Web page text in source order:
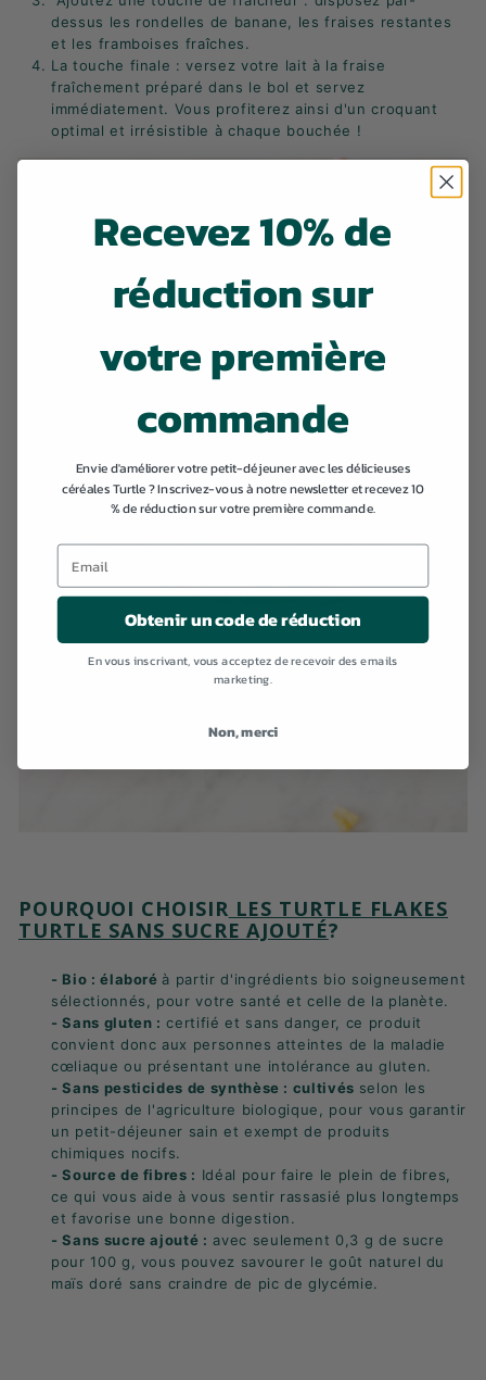
dessus les rondelles de banane, les fraises restantes
et les framboises fraîches.
La touche finale : versez votre lait à la fraise
fraîchement préparé dans le bol et servez
immédiatement. Vous profiterez ainsi d'un croquant
optimal et irrésistible à chaque bouchée !
POURQUOI CHOISIR LES TURTLE FLAKES
TURTLE SANS SUCRE AJOUTÉ?
- Bio : élaboréà partir d'ingrédients bio soigneusement
sélectionnés, pour votre santé et celle de la planète.
- Sans gluten : certifié et sans danger, ce produit
convient donc aux personnes atteintes de la maladie
cœliaque ou présentant une intolérance au gluten.
- Sans pesticides de synthèse : cultivés selon les
principes de l'agriculture biologique, pour vous garantir
un petit-déjeuner sain et exempt de produits
chimiques nocifs.
- Source de fibres : Idéal pour faire le plein de fibres,
ce qui vous aide à vous sentir rassasié plus longtemps
et favorise une bonne digestion.
- Sans sucre ajouté : avec seulement 0,3 g de sucre
pour 100 g, vous pouvez savourer le goût naturel du
maïs doré sans craindre de pic de glycémie.
Recevez 10% de
réduction sur
votre première
commande
Envie d'améliorer votre petit-déjeuner avec les délicieuses
céréales Turtle ? Inscrivez-vous à notre newsletter et recevez 10
% de réduction sur votre première commande.
Obtenir un code de réduction
En vous inscrivant, vous acceptez de recevoir des emails
marketing.
Non, merci